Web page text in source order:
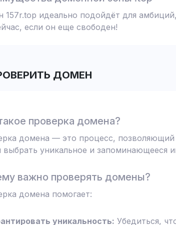
157r.top идеально подойдёт для
если он еще свободен!
ДОМЕН
проверка домена?
домена — это процесс,
выбрать уникальное и запоминающееся
важно проверять домены?
домена помогает:
уникальность: Убедиться,